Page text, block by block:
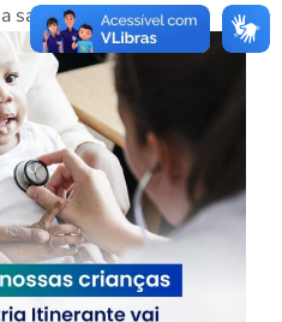
saúde dos seus filhos.